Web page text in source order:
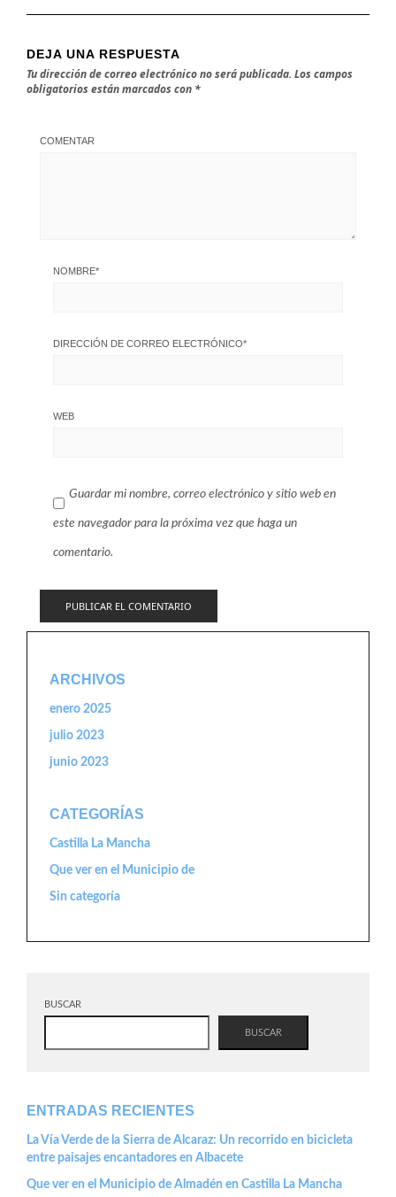
DEJA UNA RESPUESTA
Tu dirección de correo electrónico no será publicada. Los campos
obligatorios están marcados con *
COMENTAR
NOMBRE*
DIRECCIÓN DE CORREO ELECTRÓNICO*
WEB
Guardar mi nombre, correo electrónico y sitio web en
este navegador para la próxima vez que haga un
comentario.
ARCHIVOS
enero 2025
julio 2023
junio 2023
CATEGORÍAS
Castilla La Mancha
Que ver en el Municipio de
Sin categoría
BUSCAR
BUSCAR
ENTRADAS RECIENTES
La Vía Verde de la Sierra de Alcaraz: Un recorrido en bicicleta
entre paisajes encantadores en Albacete
Que ver en el Municipio de Almadén en Castilla La Mancha